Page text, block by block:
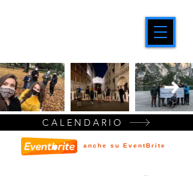
CALENDARIO
anche su EventBrite